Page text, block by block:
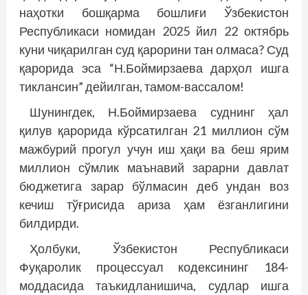
наҳотки бошқарма бошлиғи Ўзбекистон
Республикаси номидан 2025 йил 22 октябрь
куни чиқарилган суд қарорини тан олмаса? Суд
қарорида эса “Н.Боймирзаева дарҳол ишга
тиклансин” дейилган, тамом-вассалом!
Шунингдек, Н.Боймирзаева суднинг ҳал
қилув қарорида кўрсатилган 21 миллион сўм
мажбурий прогул учун иш ҳақи ва беш ярим
миллион сўмлик маънавий зарарни давлат
бюджетига зарар бўлмасин деб ундан воз
кечиш тўғрисида ариза ҳам ёзганлигини
билдирди.
Ҳолбуки, Ўзбекистон Республикаси
Фуқаролик процессуал кодексининг 184-
моддасида таъкидланишича, судлар ишга